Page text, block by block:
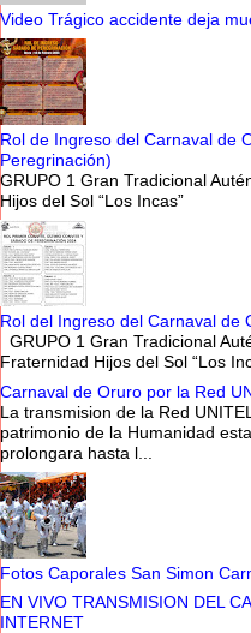
Video Trágico accidente deja
Rol de Ingreso del Carnaval de
Peregrinación)
GRUPO 1 Gran Tradicional
Hijos del Sol “Los
Rol del Ingreso del Carnaval de
GRUPO 1 Gran Tradicional
Fraternidad Hijos
Carnaval de Oruro por la Red
La transmision de la Red
patrimonio de la Humanidad
prolongara hasta l...
Fotos Caporales San Simon
EN VIVO TRANSMISION DEL
INTERNET